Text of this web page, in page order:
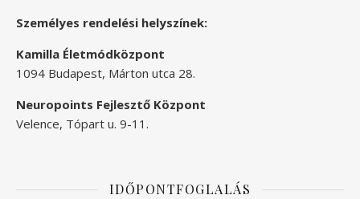
Személyes rendelési helyszínek:
Kamilla Életmódközpont
1094 Budapest, Márton utca 28.
Neuropoints Fejlesztő Központ
Velence, Tópart u. 9-11.
IDŐPONTFOGLALÁS